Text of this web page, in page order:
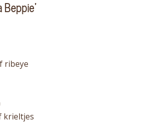
Beppie’
ribeye
krieltjes